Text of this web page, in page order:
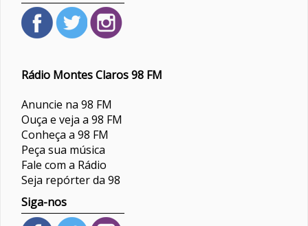
Rádio Montes Claros 98 FM
Anuncie na 98 FM
Ouça e veja a 98 FM
Conheça a 98 FM
Peça sua música
Fale com a Rádio
Seja repórter da 98
Siga-nos